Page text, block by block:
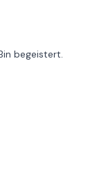
begeistert.